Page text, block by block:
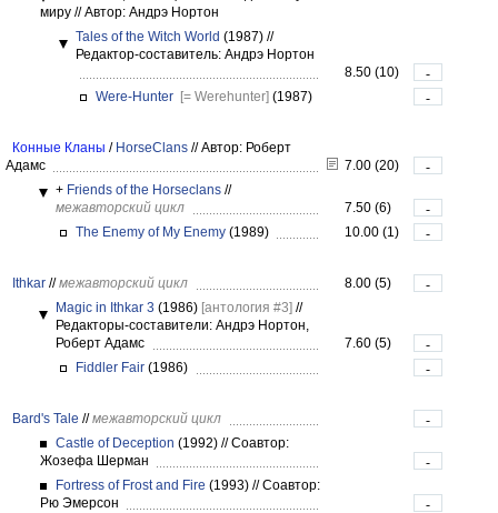
миру //Автор: Андрэ Нортон
Tales of the Witch World (1987) //
Редактор-составитель: Андрэ Нортон
8.50 (10)
-
Were-Hunter [= Werehunter] (1987) -
Конные Кланы / HorseClans //Автор: Роберт
Адамс
7.00 (20)
-
+ Friends of the Horseclans //
межавторский цикл
7.50 (6)
-
The Enemy of My Enemy (1989) 10.00 (1) -
Ithkar // межавторский цикл 8.00 (5)
-
Magic in Ithkar 3 (1986) [антология #3] //
Редакторы-составители: Андрэ Нортон,
Роберт Адамс
7.60 (5)
-
Fiddler Fair (1986) -
Bard's Tale // межавторский цикл
-
Castle of Deception (1992) //Соавтор:
Жозефа Шерман
-
Fortress of Frost and Fire (1993) //Соавтор:
Рю Эмерсон
-